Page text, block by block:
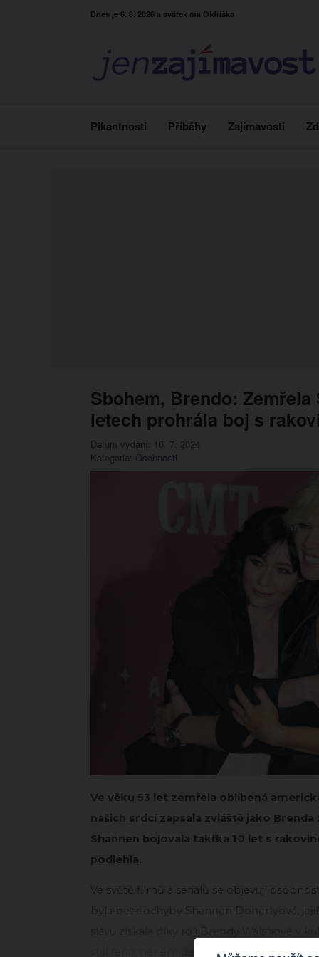
Dnes je 6. 8. 2026 a svátek má Oldřiška
Pikantnosti Příběhy Zajímavosti
Sbohem, Brendo:
letech prohrála boj s
Datum vydání: 16. 7. 2024
Kategorie: Osobnosti
Ve věku 53 let zemřela oblíbená
našich srdcí zapsala zvláště jako
Shannen bojovala takřka 10 let s
podlehla.
Ve světě filmů a seriálů se objevují
stal fenoménem devadesátek a zanechal